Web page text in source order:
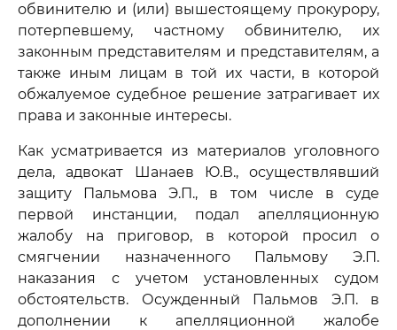
обвинителю и (или) вышестоящему прокурору,
потерпевшему, частному обвинителю, их
законным представителям и представителям, а
также иным лицам в той их части, в которой
обжалуемое судебное решение затрагивает их
права и законные интересы.
Как усматривается из материалов уголовного
дела, адвокат Шанаев Ю.В., осуществлявший
защиту Пальмова Э.П., в том числе в суде
первой инстанции, подал апелляционную
жалобу на приговор, в которой просил о
смягчении назначенного Пальмову Э.П.
наказания с учетом установленных судом
обстоятельств. Осужденный Пальмов Э.П. в
дополнении к апелляционной жалобе